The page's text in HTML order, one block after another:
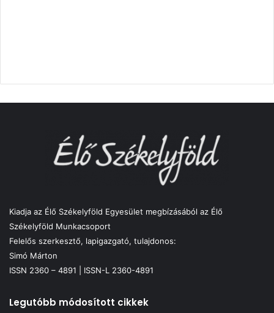
Kiadja az Élő Székelyföld Egyesület megbízásából az Élő
Székelyföld Munkacsoport
Felelős szerkesztő, lapigazgató, tulajdonos:
Simó Márton
ISSN 2360 – 4891 | ISSN-L 2360-4891
Legutóbb módosított cikkek